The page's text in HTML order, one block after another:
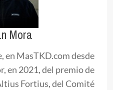
Mora
en MasTKD.com desde
en 2021, del premio de
Fortius, del Comité